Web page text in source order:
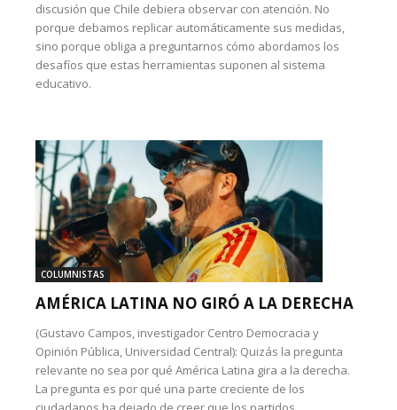
discusión que Chile debiera observar con atención. No
porque debamos replicar automáticamente sus medidas,
sino porque obliga a preguntarnos cómo abordamos los
desafíos que estas herramientas suponen al sistema
educativo.
COLUMNISTAS
AMÉRICA LATINA NO GIRÓ A LA DERECHA
(Gustavo Campos, investigador Centro Democracia y
Opinión Pública, Universidad Central): Quizás la pregunta
relevante no sea por qué América Latina gira a la derecha.
La pregunta es por qué una parte creciente de los